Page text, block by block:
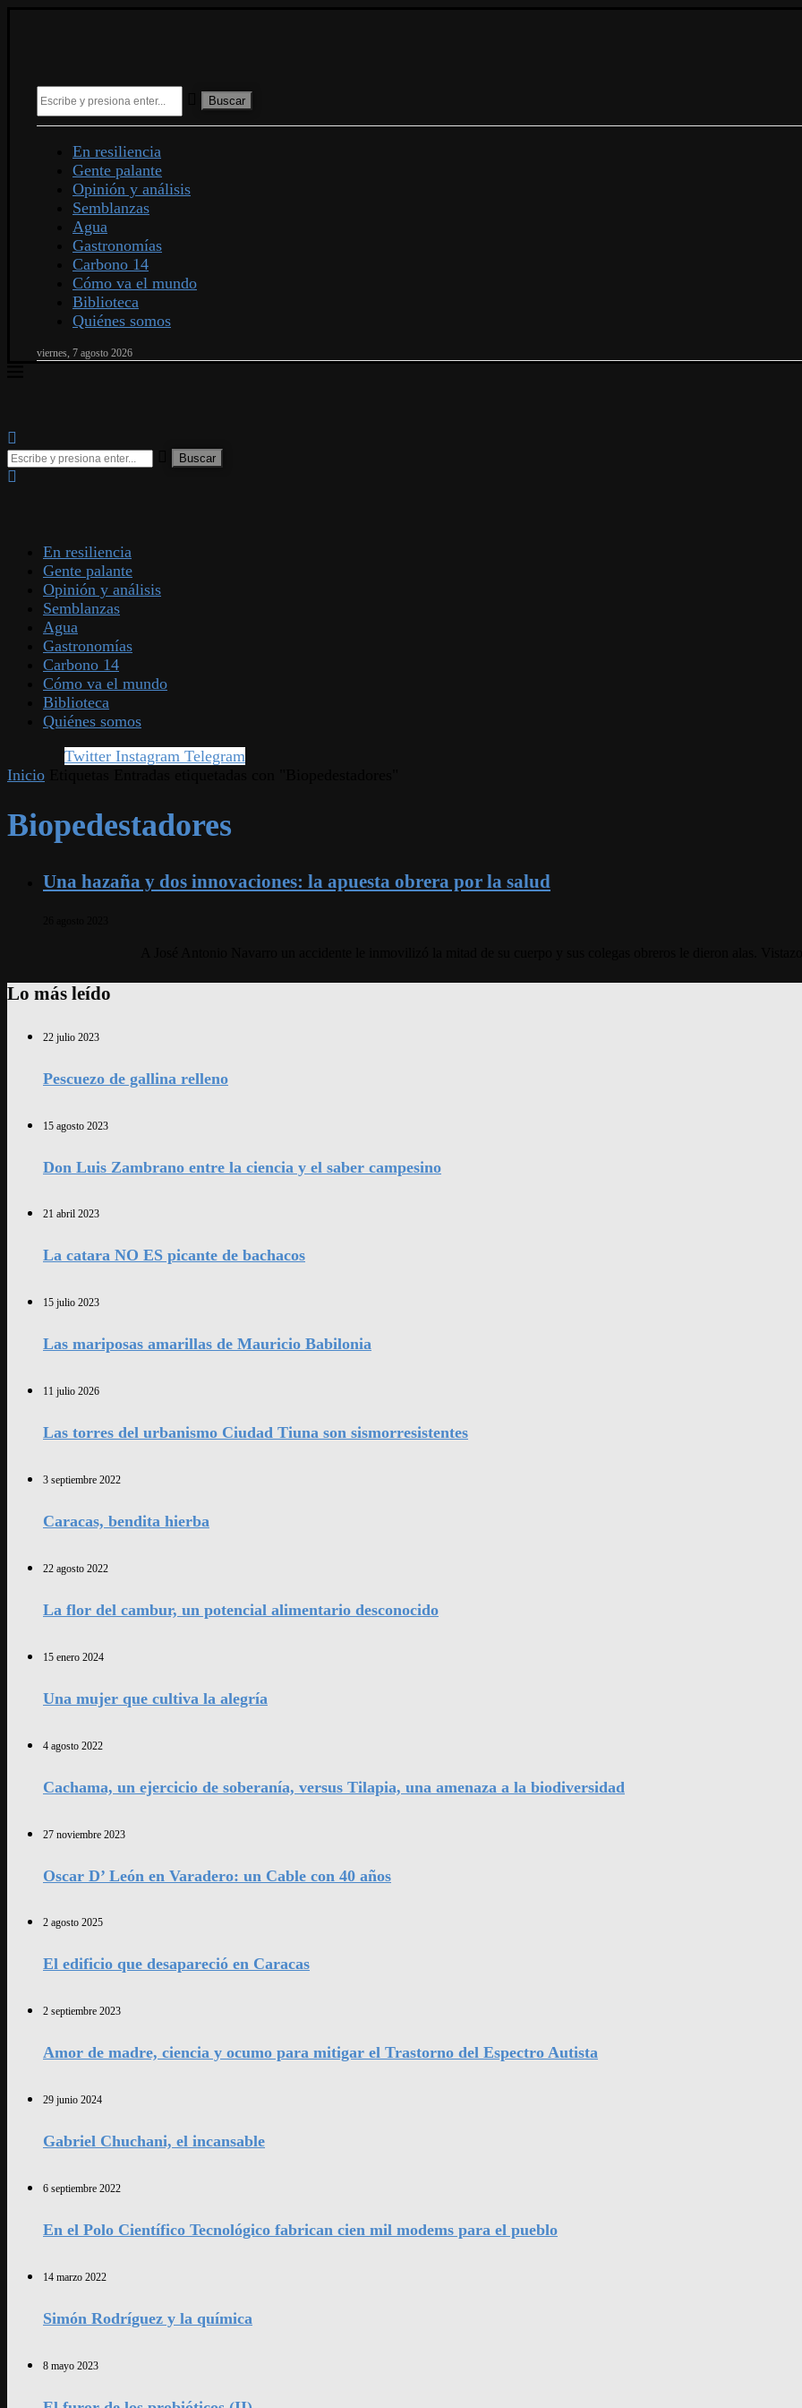
Buscar
En resiliencia
Gente palante
Opinión y análisis
Semblanzas
Agua
Gastronomías
Carbono 14
Cómo va el mundo
Biblioteca
Quiénes somos
viernes, 7 agosto 2026
En resiliencia
Gente palante
Opinión y análisis
Semblanzas
Agua
Gastronomías
Carbono 14
Cómo va el mundo
Biblioteca
Quiénes somos
Twitter Instagram Telegram
Inicio
Biopedestadores
Una hazaña y dos innovaciones: la apuesta obrera por la salud
Lo más leído
22 julio 2023
Pescuezo de gallina relleno
15 agosto 2023
Don Luis Zambrano entre la ciencia y el saber campesino
21 abril 2023
La catara NO ES picante de bachacos
15 julio 2023
Las mariposas amarillas de Mauricio Babilonia
11 julio 2026
Las torres del urbanismo Ciudad Tiuna son sismorresistentes
3 septiembre 2022
Caracas, bendita hierba
22 agosto 2022
La flor del cambur, un potencial alimentario desconocido
15 enero 2024
Una mujer que cultiva la alegría
4 agosto 2022
Cachama, un ejercicio de soberanía, versus Tilapia, una amenaza a la biodiversidad
27 noviembre 2023
Oscar D’ León en Varadero: un Cable con 40 años
2 agosto 2025
El edificio que desapareció en Caracas
2 septiembre 2023
Amor de madre, ciencia y ocumo para mitigar el Trastorno del Espectro Autista
29 junio 2024
Gabriel Chuchani, el incansable
6 septiembre 2022
En el Polo Científico Tecnológico fabrican cien mil modems para el pueblo
14 marzo 2022
Simón Rodríguez y la química
8 mayo 2023